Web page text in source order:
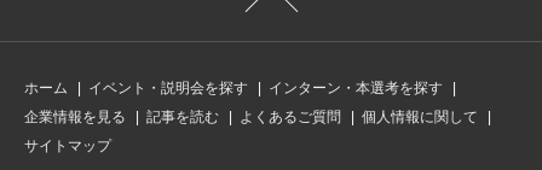
ホーム イベント・説明会を探す
インターン・本選考を探す
企業情報を見る
記事を読む よくあるご質問
個人情報に関して
サイトマップ